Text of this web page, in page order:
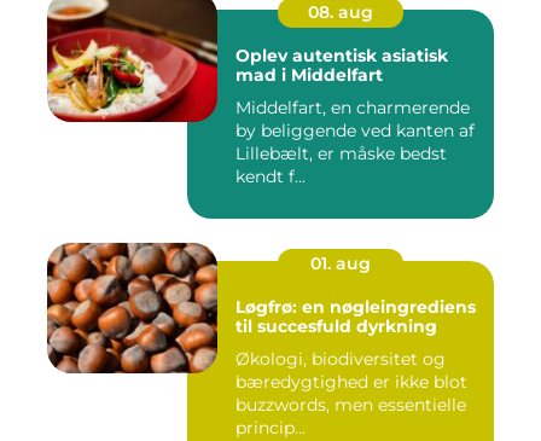
08. aug
Oplev autentisk asiatisk
mad i Middelfart
Middelfart, en charmerende
by beliggende ved kanten af
Lillebælt, er måske bedst
kendt f...
01. aug
Løgfrø: en nøgleingrediens
til succesfuld dyrkning
Økologi, biodiversitet og
bæredygtighed er ikke blot
buzzwords, men essentielle
princip...